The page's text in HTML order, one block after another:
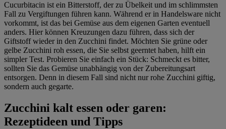
Cucurbitacin ist ein Bitterstoff, der zu Übelkeit und im schlimmsten
Fall zu Vergiftungen führen kann. Während er in Handelsware nicht
vorkommt, ist das bei Gemüse aus dem eigenen Garten eventuell
anders. Hier können Kreuzungen dazu führen, dass sich der
Giftstoff wieder in den Zucchini findet. Möchten Sie grüne oder
gelbe Zucchini roh essen, die Sie selbst geerntet haben, hilft ein
simpler Test. Probieren Sie einfach ein Stück: Schmeckt es bitter,
sollten Sie das Gemüse unabhängig von der Zubereitungsart
entsorgen. Denn in diesem Fall sind nicht nur rohe Zucchini giftig,
sondern auch gegarte.
Zucchini kalt essen oder garen:
Rezeptideen und Tipps